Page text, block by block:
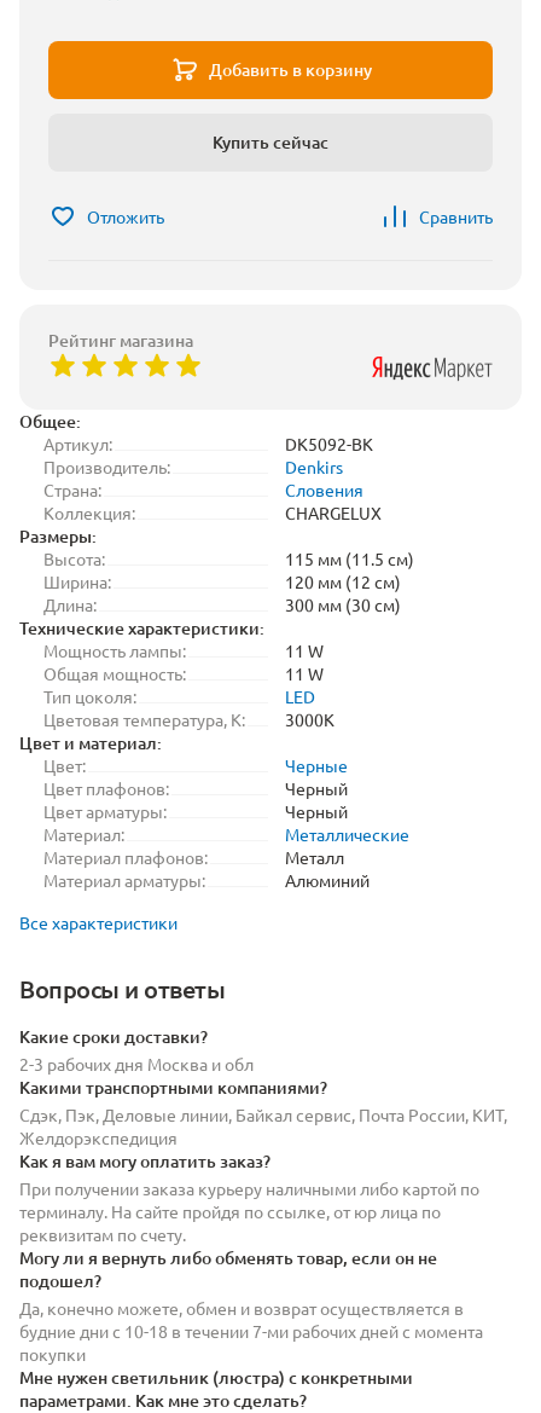
Общее:
Артикул:
DK5092-BK
Производитель:
Denkirs
Страна:
Словения
Коллекция:
CHARGELUX
Размеры:
Высота:
115 мм (11.5 см)
Ширина:
120 мм (12 см)
Длина:
300 мм (30 см)
Технические характеристики:
Мощность лампы:
11 W
Общая мощность:
11 W
Тип цоколя:
LED
Цветовая температура, K:
3000K
Цвет и материал:
Цвет:
Черные
Цвет плафонов:
Черный
Цвет арматуры:
Черный
Материал:
Металлические
Материал плафонов:
Металл
Материал арматуры:
Алюминий
Все характеристики
Вопросы и ответы
Какие сроки доставки?
2-3 рабочих дня Москва и обл
Какими транспортными компаниями?
Сдэк, Пэк, Деловые линии, Байкал сервис, Почта России, КИТ,
Желдорэкспедиция
Как я вам могу оплатить заказ?
При получении заказа курьеру наличными либо картой по
терминалу. На сайте пройдя по ссылке, от юр лица по
реквизитам по счету.
Могу ли я вернуть либо обменять товар, если он не
подошел?
Да, конечно можете, обмен и возврат осуществляется в
будние дни с 10-18 в течении 7-ми рабочих дней с момента
покупки
Мне нужен светильник (люстра) с конкретными
параметрами. Как мне это сделать?
Добавить в корзину
Купить сейчас
Отложить Сравнить
Рейтинг магазина